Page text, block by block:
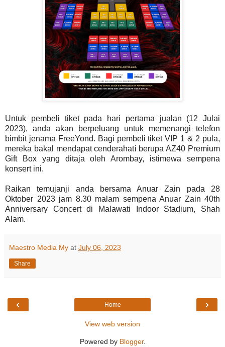
Untuk pembeli tiket pada hari pertama jualan (12 Julai
2023), anda akan berpeluang untuk memenangi telefon
bimbit jenama FreeYond. Bagi pembeli tiket VIP 1 & 2 pula,
mereka bakal mendapat cenderahati berupa AZ40 Premium
Gift Box yang ditaja oleh Arombay, istimewa sempena
konsert ini.
Raikan temujanji anda bersama Anuar Zain pada 28
Oktober 2023 jam 8.30 malam sempena Anuar Zain 40th
Anniversary Concert di Malawati Indoor Stadium, Shah
Alam.
Maestro Media My at July 06, 2023
Share
‹ ›
Home
View web version
Powered by Blogger.